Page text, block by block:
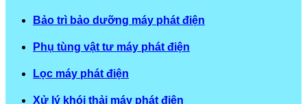
Bảo trì bảo dưỡng máy phát điện
Phụ tùng vật tư máy phát điện
Lọc máy phát điện
Xử lý khói thải máy phát điện